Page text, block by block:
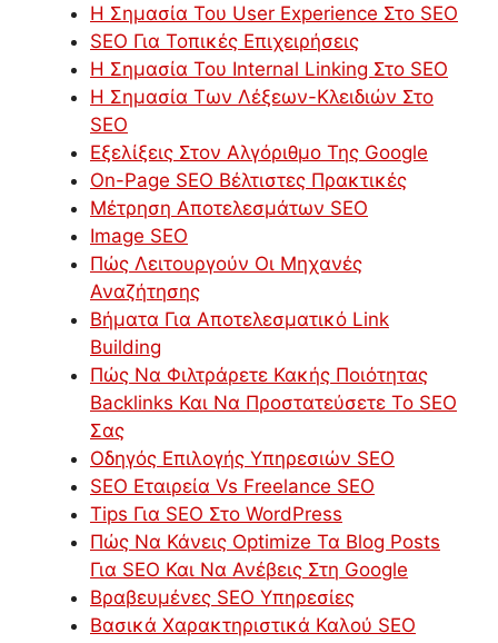
Η Σημασία Του User Experience Στο SEO
SEO Για Τοπικές Επιχειρήσεις
Η Σημασία Του Internal Linking Στο SEO
Η Σημασία Των Λέξεων-Κλειδιών Στο
SEO
Εξελίξεις Στον Αλγόριθμο Της Google
On-Page SEO Βέλτιστες Πρακτικές
Μέτρηση Αποτελεσμάτων SEO
Image SEO
Πώς Λειτουργούν Οι Μηχανές
Αναζήτησης
Βήματα Για Αποτελεσματικό Link
Building
Πώς Να Φιλτράρετε Κακής Ποιότητας
Backlinks Και Να Προστατεύσετε Το SEO
Σας
Οδηγός Επιλογής Υπηρεσιών SEO
SEO Εταιρεία Vs Freelance SEO
Tips Για SEO Στο WordPress
Πώς Να Κάνεις Optimize Τα Blog Posts
Για SEO Και Να Ανέβεις Στη Google
Βραβευμένες SEO Υπηρεσίες
Βασικά Χαρακτηριστικά Καλού SEO